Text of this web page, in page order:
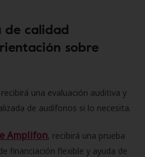
calidad
sobre
una evaluación auditiva y
de audífonos si lo necesita.
Amplifon, recibirá una prueba
financiación flexible y ayuda de